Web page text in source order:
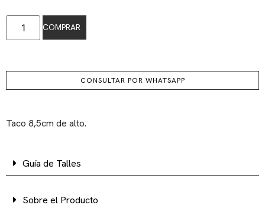
COMPRAR
CONSULTAR POR WHATSAPP
Taco 8,5cm de alto.
Guía de Talles
Sobre el Producto